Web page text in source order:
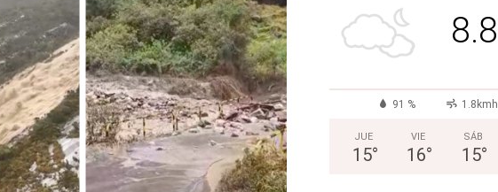
8.8
91 % 1.8kmh
JUE
15°
VIE
16°
SÁB
15°